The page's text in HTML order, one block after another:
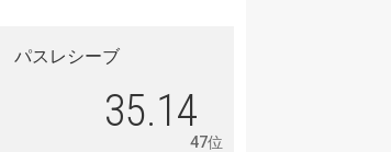
パスレシーブ
35.14
47位